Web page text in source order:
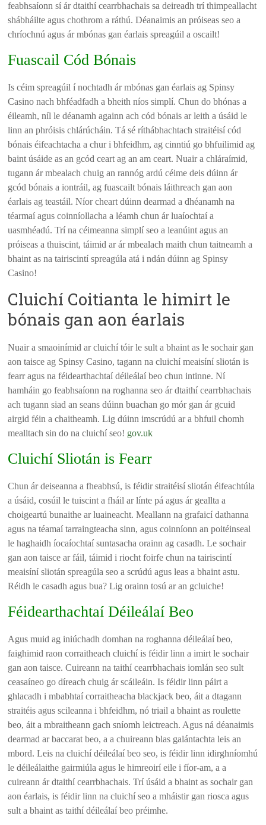
feabhsaíonn sí ár dtaithí cearrbhachais sa deireadh trí thimpeallacht
shábháilte agus chothrom a ráthú. Déanaimis an próiseas seo a
chríochnú agus ár mbónas gan éarlais spreagúil a oscailt!
Fuascail Cód Bónais
Is céim spreagúil í nochtadh ár mbónas gan éarlais ag Spinsy
Casino nach bhféadfadh a bheith níos simplí. Chun do bhónas a
éileamh, níl le déanamh againn ach cód bónais ar leith a úsáid le
linn an phróisis chlárúcháin. Tá sé ríthábhachtach straitéisí cód
bónais éifeachtacha a chur i bhfeidhm, ag cinntiú go bhfuilimid ag
baint úsáide as an gcód ceart ag an am ceart. Nuair a chláraímid,
tugann ár mbealach chuig an rannóg ardú céime deis dúinn ár
gcód bónais a iontráil, ag fuascailt bónais láithreach gan aon
éarlais ag teastáil. Níor cheart dúinn dearmad a dhéanamh na
téarmaí agus coinníollacha a léamh chun ár luaíochtaí a
uasmhéadú. Trí na céimeanna simplí seo a leanúint agus an
próiseas a thuiscint, táimid ar ár mbealach maith chun taitneamh a
bhaint as na tairiscintí spreagúla atá i ndán dúinn ag Spinsy
Casino!
Cluichí Coitianta le himirt le
bónais gan aon éarlais
Nuair a smaoinímid ar cluichí tóir le sult a bhaint as le sochair gan
aon taisce ag Spinsy Casino, tagann na cluichí meaisíní sliotán is
fearr agus na féidearthachtaí déileálaí beo chun intinne. Ní
hamháin go feabhsaíonn na roghanna seo ár dtaithí cearrbhachais
ach tugann siad an seans dúinn buachan go mór gan ár gcuid
airgid féin a chaitheamh. Lig dúinn imscrúdú ar a bhfuil chomh
mealltach sin do na cluichí seo! gov.uk
Cluichí Sliotán is Fearr
Chun ár deiseanna a fheabhsú, is féidir straitéisí sliotán éifeachtúla
a úsáid, cosúil le tuiscint a fháil ar línte pá agus ár geallta a
choigeartú bunaithe ar luaineacht. Meallann na grafaicí dathanna
agus na téamaí tarraingteacha sinn, agus coinníonn an poitéinseal
le haghaidh íocaíochtaí suntasacha orainn ag casadh. Le sochair
gan aon taisce ar fáil, táimid i riocht foirfe chun na tairiscintí
meaisíní sliotán spreagúla seo a scrúdú agus leas a bhaint astu.
Réidh le casadh agus bua? Lig orainn tosú ar an gcluiche!
Féidearthachtaí Déileálaí Beo
Agus muid ag iniúchadh domhan na roghanna déileálaí beo,
faighimid raon corraitheach cluichí is féidir linn a imirt le sochair
gan aon taisce. Cuireann na taithí cearrbhachais iomlán seo sult
ceasaíneo go díreach chuig ár scáileáin. Is féidir linn páirt a
ghlacadh i mbabhtaí corraitheacha blackjack beo, áit a dtagann
straitéis agus scileanna i bhfeidhm, nó triail a bhaint as roulette
beo, áit a mbraitheann gach sníomh leictreach. Agus ná déanaimis
dearmad ar baccarat beo, a a chuireann blas galántachta leis an
mbord. Leis na cluichí déileálaí beo seo, is féidir linn idirghníomhú
le déileálaithe gairmiúla agus le himreoirí eile i fíor-am, a a
cuireann ár dtaithí cearrbhachais. Trí úsáid a bhaint as sochair gan
aon éarlais, is féidir linn na cluichí seo a mháistir gan riosca agus
sult a bhaint as taithí déileálaí beo préimhe.